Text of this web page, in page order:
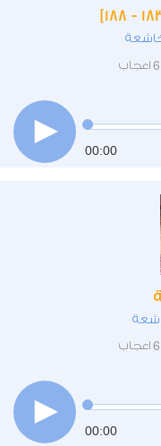
خاشعة
اعجاب
00:00
اعجاب
00:00